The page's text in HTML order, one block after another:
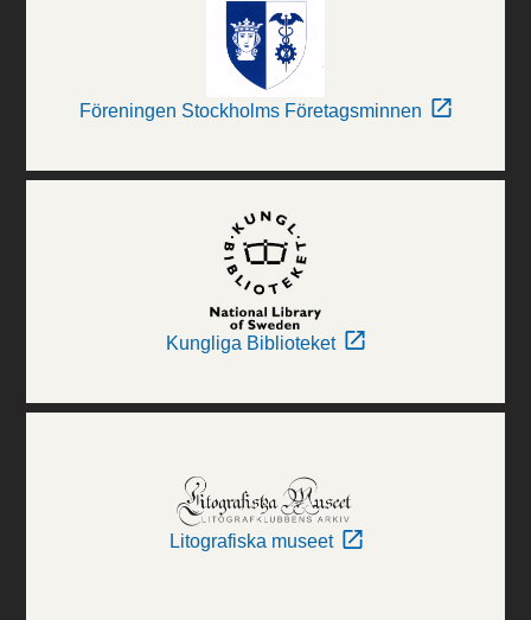
Föreningen Stockholms Företagsminnen
Kungliga Biblioteket
Litografiska museet